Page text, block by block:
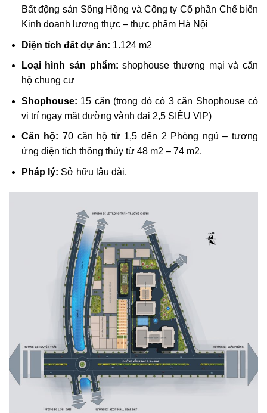
Bất động sản Sông Hồng và Công ty Cổ phần Chế biến
Kinh doanh lương thực – thực phẩm Hà Nội
Diện tích đất dự án: 1.124 m2
Loại hình sản phẩm: shophouse thương mại và căn
hộ chung cư
Shophouse: 15 căn (trong đó có 3 căn Shophouse có
vị trí ngay mặt đường vành đai 2,5 SIÊU VIP)
Căn hộ: 70 căn hộ từ 1,5 đến 2 Phòng ngủ – tương
ứng diện tích thông thủy từ 48 m2 – 74 m2.
Pháp lý: Sở hữu lâu dài.